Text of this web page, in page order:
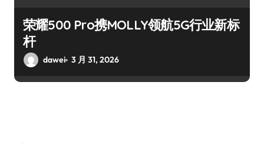
荣耀500 Pro携MOLLY领航5G行业新标
杆
dawei 3 月 31, 2026